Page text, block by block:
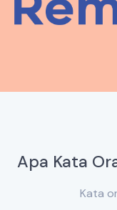
Apa Kata
Kata